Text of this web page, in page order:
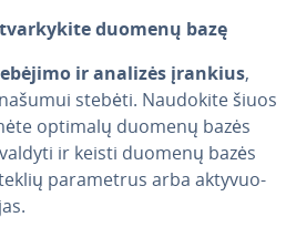
duomenų bazę
ir analizės įrankius,
stebėti. Naudokite šiuos
optimalų duomenų bazės
ir keisti duomenų bazės
pa­ra­met­rus arba ak­ty­vuo­